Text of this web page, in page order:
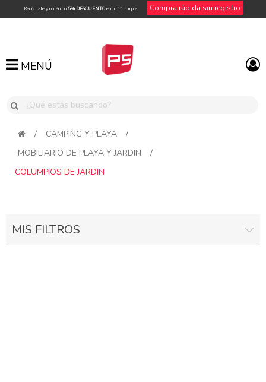
Regístrate y obtén un 5% DESCUENTOen tu 1ª compra Compra rápida sin registro
MENÚ
MENÚ
/ CAMPING Y PLAYA
/
MOBILIARIO DE PLAYA Y JARDIN
/
COLUMPIOS DE JARDIN
MIS FILTROS